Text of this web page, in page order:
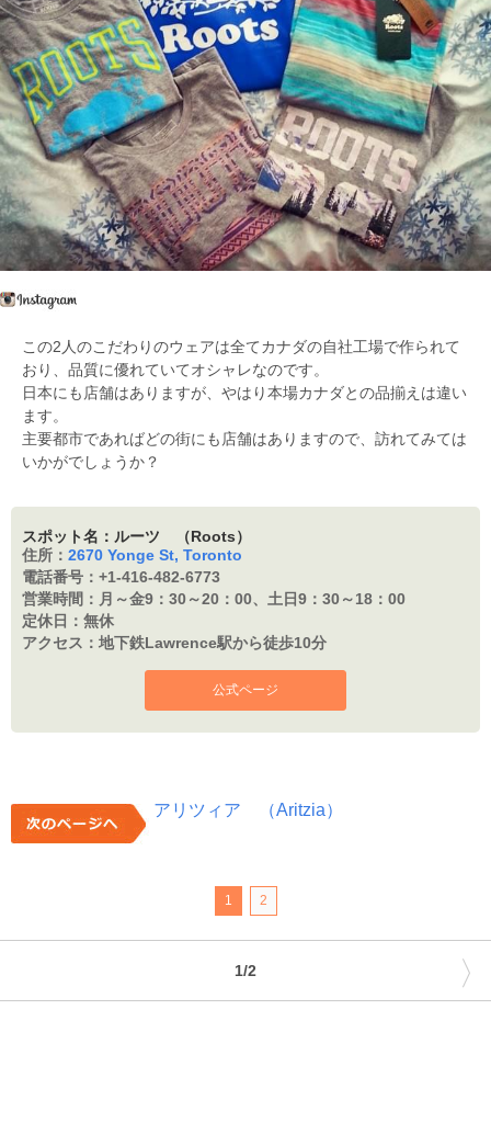
この2人のこだわりのウェアは全てカナダの自社工場で作られて
おり、品質に優れていてオシャレなのです。
日本にも店舗はありますが、やはり本場カナダとの品揃えは違い
ます。
主要都市であればどの街にも店舗はありますので、訪れてみては
いかがでしょうか？
スポット名：ルーツ （Roots）
住所： 2670 Yonge St, Toronto
電話番号： +1-416-482-6773
営業時間： 月～金9：30～20：00、土日9：30～18：00
定休日： 無休
アクセス： 地下鉄Lawrence駅から徒歩10分
公式ページ
アリツィア （Aritzia）
1 2
1/2 〉